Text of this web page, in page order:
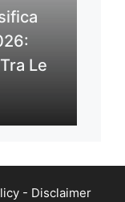
Le
- Disclaimer